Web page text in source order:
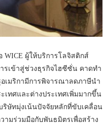
ผู้ให้บริการโลจิสติกส์
รเข้าสู่ช่วงธุรกิจไฮซีซั่น คาดทำ
เมริกามีการพิจารณาลดภาษีนำ
ทศและต่างประเทศเพิ่มมากขึ้น
ษัทมุ่งเน้นปัจจัยหลักที่ขับเคลื่อน
ามร่วมมือกับพันธมิตรเพื่อสร้าง